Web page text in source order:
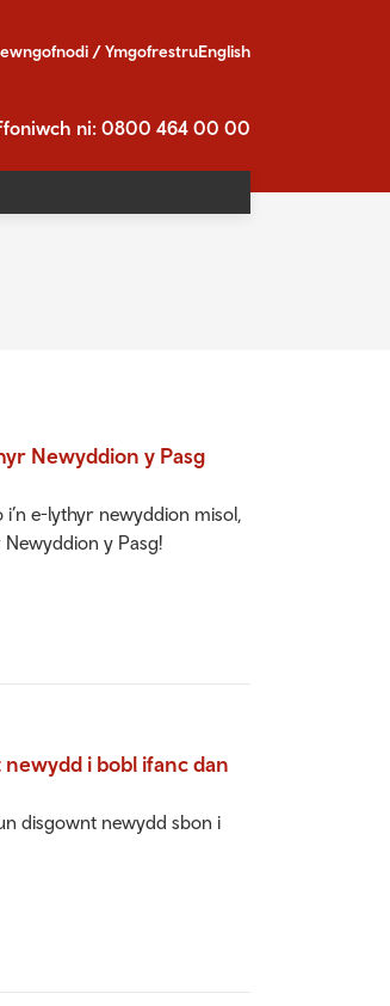
/ YmgofrestruEnglish
ni: 0800 464 00 00
Newyddion y Pasg
e-lythyr newyddion misol,
y Pasg!
i bobl ifanc dan
disgownt newydd sbon i